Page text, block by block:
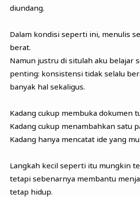
diundang.
Dalam kondisi seperti ini, menulis
berat.
Namun justru di situlah aku belajar
penting: konsistensi tidak selalu
banyak hal sekaligus.
Kadang cukup membuka dokumen
Kadang cukup menambahkan satu
Kadang hanya mencatat ide yang
Langkah kecil seperti itu mungkin
tetapi sebenarnya membantu
tetap hidup.